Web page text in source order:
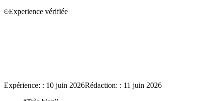
Experience vérifiée
Expérience: : 10 juin 2026Rédaction: : 11 juin 2026